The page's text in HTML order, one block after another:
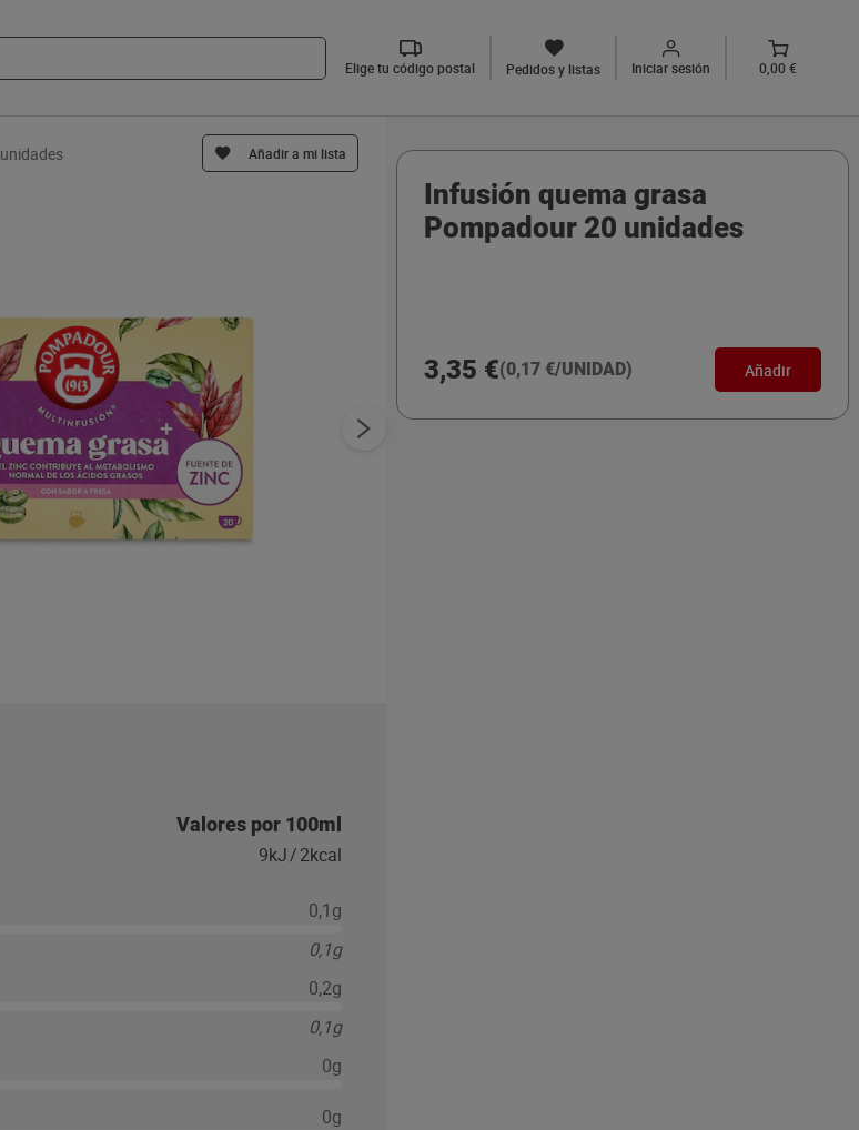
Elige tu código postal Pedidos y listas Iniciar sesión 0,00 €
Añadir a mi lista
Valores por 100ml
9kJ/2kcal
0,1g
0,1g
0,2g
0,1g
0g
0g
Infusión quema grasa
Pompadour 20 unidades
3,35 €(0,17 €/UNIDAD) Añadir